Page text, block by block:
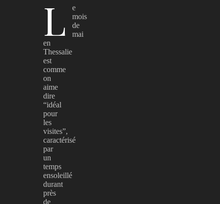
L
e
mois
de
mai
en
Thessalie
est
comme
on
aime
dire
“idéal
pour
les
visites”,
caractérisé
par
un
temps
ensoleillé
durant
près
de